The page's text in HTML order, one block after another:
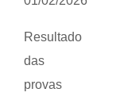
Resultado
das
provas